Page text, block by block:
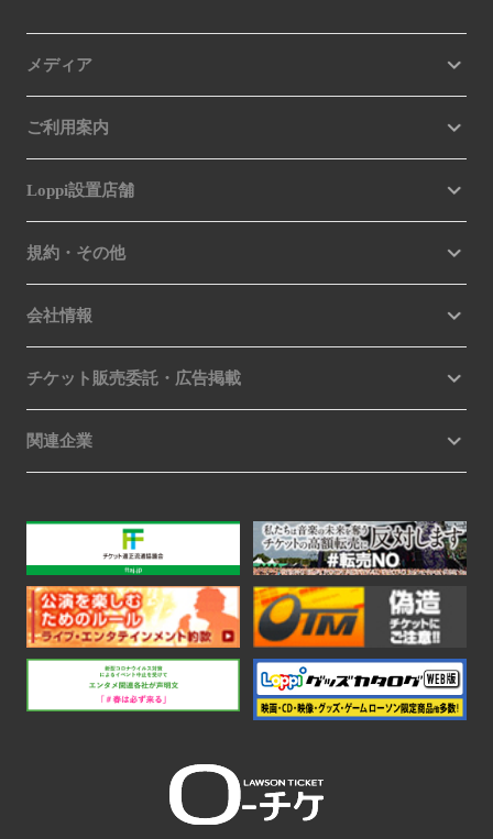
メディア
ご利用案内
Loppi設置店舗
規約・その他
会社情報
チケット販売委託・広告掲載
関連企業